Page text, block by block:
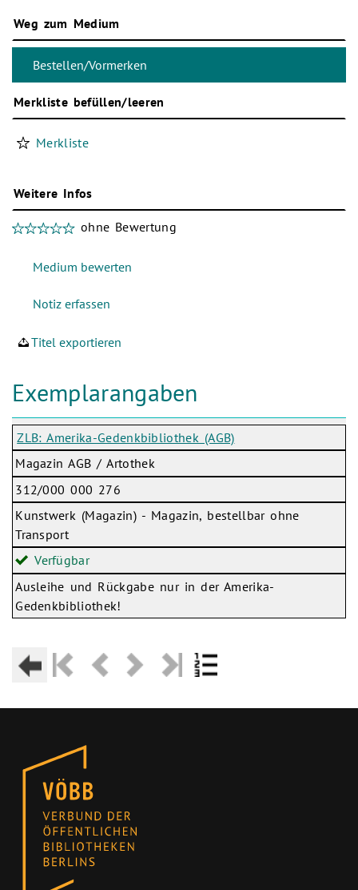
Weg zum Medium
Merkliste befüllen/leeren
Merkliste
Weitere Infos
ohne Bewertung
Titel exportieren
Exemplarangaben
ZLB: Amerika-Gedenkbibliothek (AGB)
Magazin AGB / Artothek
312/000 000 276
Kunstwerk (Magazin) - Magazin, bestellbar ohne
Transport
Verfügbar
Ausleihe und Rückgabe nur in der Amerika-
Gedenkbibliothek!